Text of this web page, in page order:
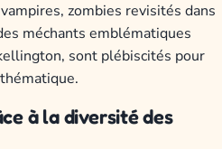
zombies revisités dans
méchants emblématiques
sont plébiscités pour
à la diversité des